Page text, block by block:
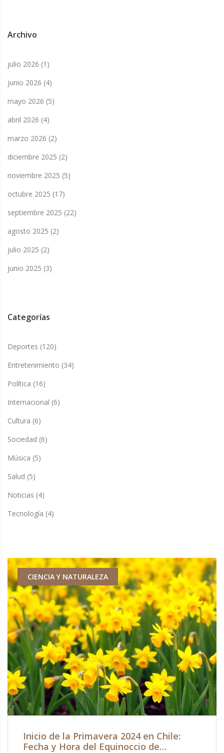
Archivo
julio 2026 (1)
junio 2026 (4)
mayo 2026 (5)
abril 2026 (4)
marzo 2026 (2)
diciembre 2025 (2)
noviembre 2025 (5)
octubre 2025 (17)
septiembre 2025 (22)
agosto 2025 (2)
julio 2025 (2)
junio 2025 (3)
Categorías
Deportes (120)
Entretenimiento (34)
Política (16)
Internacional (6)
Cultura (6)
Sociedad (6)
Música (5)
Salud (5)
Noticias (4)
Tecnología (4)
CIENCIA Y NATURALEZA
Inicio de la Primavera 2024 en Chile:
Fecha y Hora del Equinoccio de